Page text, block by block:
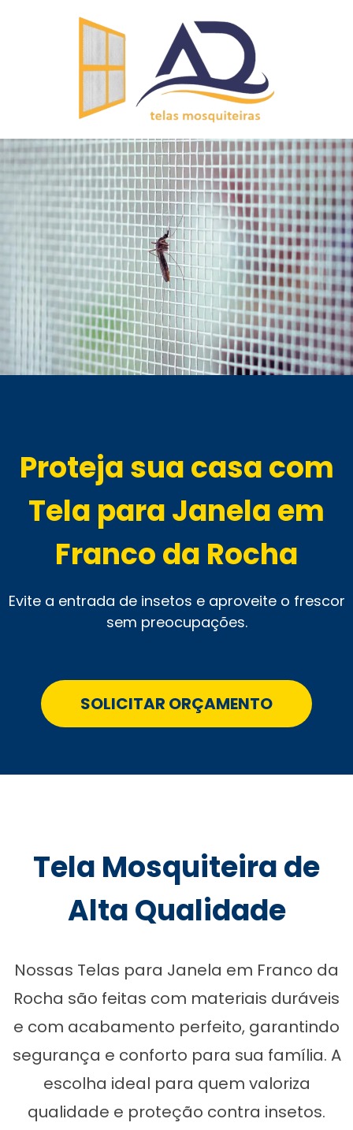
Proteja sua casa com
Tela para Janela em
Franco da Rocha
Evite a entrada de insetos e aproveite o frescor
sem preocupações.
SOLICITAR ORÇAMENTO
Tela Mosquiteira de
Alta Qualidade
Nossas Telas para Janela em Franco da
Rocha são feitas com materiais duráveis
e com acabamento perfeito, garantindo
segurança e conforto para sua família. A
escolha ideal para quem valoriza
qualidade e proteção contra insetos.